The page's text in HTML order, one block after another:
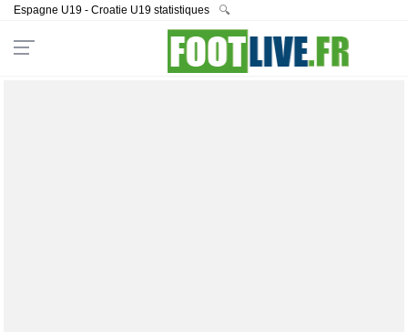
Espagne U19 - Croatie U19 statistiques 🔍